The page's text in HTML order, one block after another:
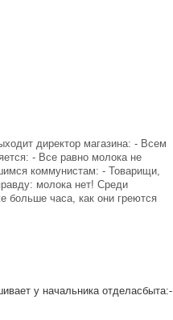
директор магазина: - Всем
- Все равно молока не
коммунистам: - Товарищи,
молока нет! Среди
больше часа, как они греются
у начальника отделасбыта:-